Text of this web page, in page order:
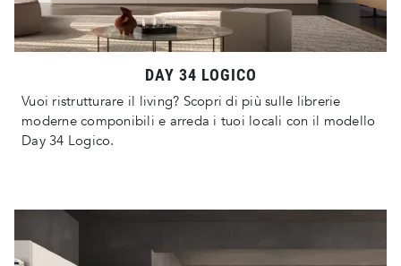
DAY 34 LOGICO
Vuoi ristrutturare il living? Scopri di più sulle librerie
moderne componibili e arreda i tuoi locali con il modello
Day 34 Logico.